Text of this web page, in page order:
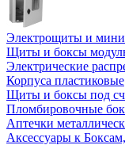
Электрощиты и
Щиты и боксы
Электрические
Корпуса пластиковые
Щиты и боксы под
Пломбировочные
Аптечки
Аксессуары к